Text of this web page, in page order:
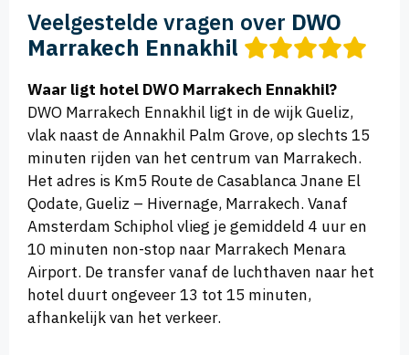
Veelgestelde vragen over DWO
Marrakech Ennakhil
Waar ligt hotel DWO Marrakech Ennakhil?
DWO Marrakech Ennakhil ligt in de wijk Gueliz,
vlak naast de Annakhil Palm Grove, op slechts 15
minuten rijden van het centrum van Marrakech.
Het adres is Km5 Route de Casablanca Jnane El
Qodate, Gueliz – Hivernage, Marrakech. Vanaf
Amsterdam Schiphol vlieg je gemiddeld 4 uur en
10 minuten non-stop naar Marrakech Menara
Airport. De transfer vanaf de luchthaven naar het
hotel duurt ongeveer 13 tot 15 minuten,
afhankelijk van het verkeer.